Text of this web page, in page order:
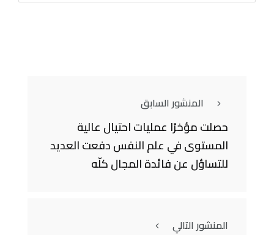
المنشور السابق
حصلت مؤخرًا عمليات احتيال عالية
المستوى في علم النفس دفعت العديد
للتساؤل عن فائدة المجال كلّه
المنشور التالي